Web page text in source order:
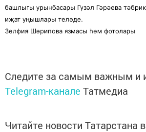
башлыгы урынбасары Гүзәл Гәрәева
иҗат уңышлары теләде.
Зөлфия Шәрипова язмасы һәм фотолары
Следите за самым важным и
Telegram-канале Татмедиа
Читайте новости Татарстана в